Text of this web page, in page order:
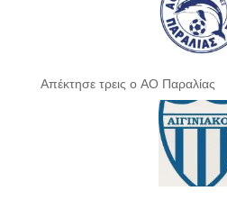
Απέκτησε τρεις ο ΑΟ Παραλίας